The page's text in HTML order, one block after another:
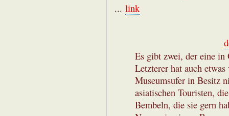
... link
Es gibt zwei, der eine in
Letzterer hat auch
Museumsufer in Besitz
asiatischen Touristen,
Bembeln, die sie gern